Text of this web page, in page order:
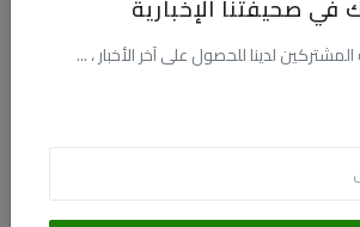
في صحيفتنا الإخبارية
لدينا للحصول على آخر الأخبار ، ...